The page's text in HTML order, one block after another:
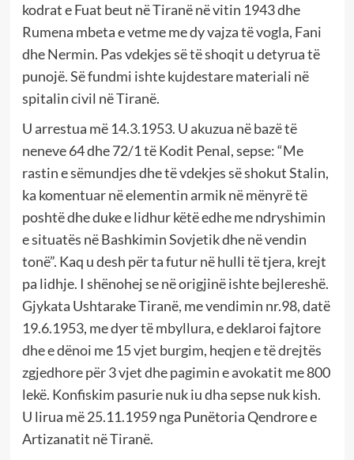
kodrat e Fuat beut në Tiranë në vitin 1943 dhe
Rumena mbeta e vetme me dy vajza të vogla, Fani
dhe Nermin. Pas vdekjes së të shoqit u detyrua të
punojë. Së fundmi ishte kujdestare materiali në
spitalin civil në Tiranë.
U arrestua më 14.3.1953. U akuzua në bazë të
neneve 64 dhe 72/1 të Kodit Penal, sepse: “Me
rastin e sëmundjes dhe të vdekjes së shokut Stalin,
ka komentuar në elementin armik në mënyrë të
poshtë dhe duke e lidhur këtë edhe me ndryshimin
e situatës në Bashkimin Sovjetik dhe në vendin
tonë”. Kaq u desh për ta futur në hulli të tjera, krejt
pa lidhje. I shënohej se në origjinë ishte bejlereshë.
Gjykata Ushtarake Tiranë, me vendimin nr.98, datë
19.6.1953, me dyer të mbyllura, e deklaroi fajtore
dhe e dënoi me 15 vjet burgim, heqjen e të drejtës
zgjedhore për 3 vjet dhe pagimin e avokatit me 800
lekë. Konfiskim pasurie nuk iu dha sepse nuk kish.
U lirua më 25.11.1959 nga Punëtoria Qendrore e
Artizanatit në Tiranë.